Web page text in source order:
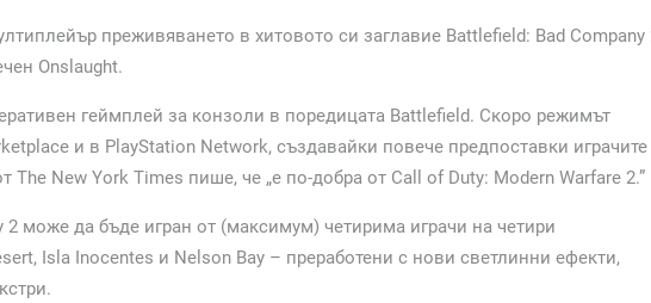
преживяването в хитовото си заглавие Battlefield: Bad Company
Onslaught.
геймплей за конзоли в поредицата Battlefield. Скоро режимът
и в PlayStation Network, създавайки повече предпоставки играчите
The New York Times пише, че „е по-добра от Call of Duty: Modern Warfare 2.”
може да бъде игран от (максимум) четирима играчи на четири
Isla Inocentes и Nelson Bay – преработени с нови светлинни ефекти,